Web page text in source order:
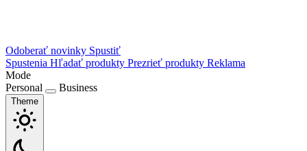
Odoberať novinky Spustiť
Spustenia Hľadať produkty Prezrieť produkty Reklama
Mode
Personal
Business
Theme